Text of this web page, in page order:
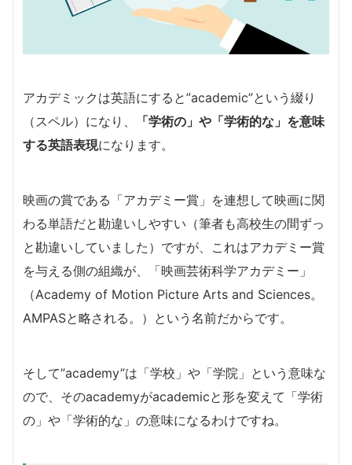
アカデミックは英語にすると”academic”という綴り
（スペル）になり、
「学術の」や「学術的な」を意味
する英語表現になります。
映画の賞である「アカデミー賞」を連想して映画に関
わる単語だと勘違いしやすい（筆者も高校生の間ずっ
と勘違いしていました）ですが、これはアカデミー賞
を与える側の組織が、「映画芸術科学アカデミー」
（Academy of Motion Picture Arts and Sciences。
AMPASと略される。）という名前だからです。
そして”academy”は「学校」や「学院」という意味な
ので、そのacademyがacademicと形を変えて「学術
の」や「学術的な」の意味になるわけですね。